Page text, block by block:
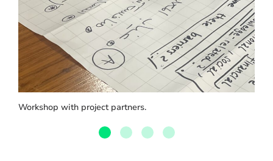
Workshop with project partners.